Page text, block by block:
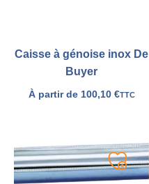
Caisse à génoise inox De
Buyer
À partir de 100,10 €TTC
Ajouter
à